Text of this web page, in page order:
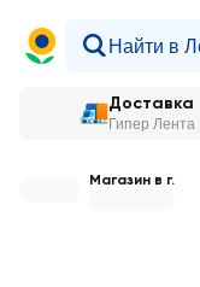
Доставка
Гипер Лента
Магазин в г.